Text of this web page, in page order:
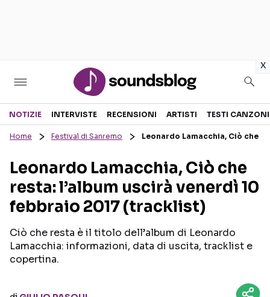
x
Sezioni
RECENSIONI MUSICALI
INTERVISTE
GOSSIP E CURIOSITÀ
TESTI CANZONI
TOUR ED EVENTI
TALENT SHOW
NOTIZIE INTERVISTE RECENSIONI ARTISTI TESTI CANZONI
Home Festival di Sanremo Leonardo Lamacchia, Ciò che
Leonardo Lamacchia, Ciò che
resta: l’album uscirà venerdì 10
febbraio 2017 (tracklist)
Ciò che resta è il titolo dell’album di Leonardo
Lamacchia: informazioni, data di uscita, tracklist e
copertina.